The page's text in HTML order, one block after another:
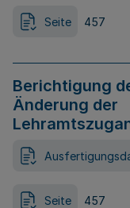
Seite 457
Berichtigung
Änderung der
Seite 457